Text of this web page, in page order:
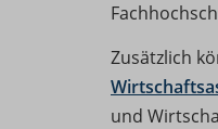
Zusätzlich
und